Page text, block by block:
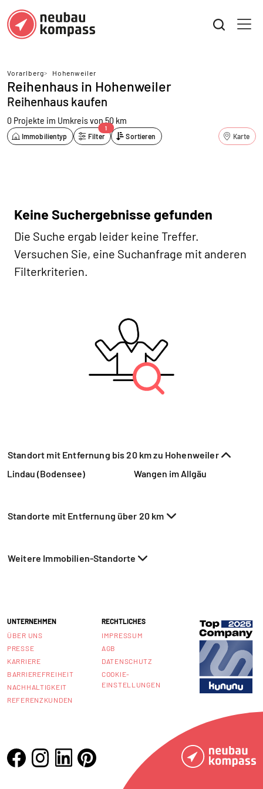
Vorarlberg> Hohenweiler
Reihenhaus in Hohenweiler
Reihenhaus kaufen
0 Projekte im Umkreis von 50 km
Immobilientyp Filter
1
Sortieren Karte
Keine Suchergebnisse gefunden
Die Suche ergab leider keine Treffer.
Versuchen Sie, eine Suchanfrage mit anderen
Filterkriterien.
Standort mit Entfernung bis 20 km zu Hohenweiler
Lindau (Bodensee)
Wangen im Allgäu
Standorte mit Entfernung über 20 km
Weitere Immobilien-Standorte
UNTERNEHMEN
ÜBER UNS
PRESSE
KARRIERE
BARRIEREFREIHEIT
NACHHALTIGKEIT
REFERENZKUNDEN
RECHTLICHES
IMPRESSUM
AGB
DATENSCHUTZ
COOKIE-
EINSTELLUNGEN